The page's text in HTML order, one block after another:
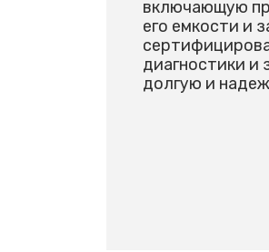
включающую
его емкости и
диагностики и
долгую и